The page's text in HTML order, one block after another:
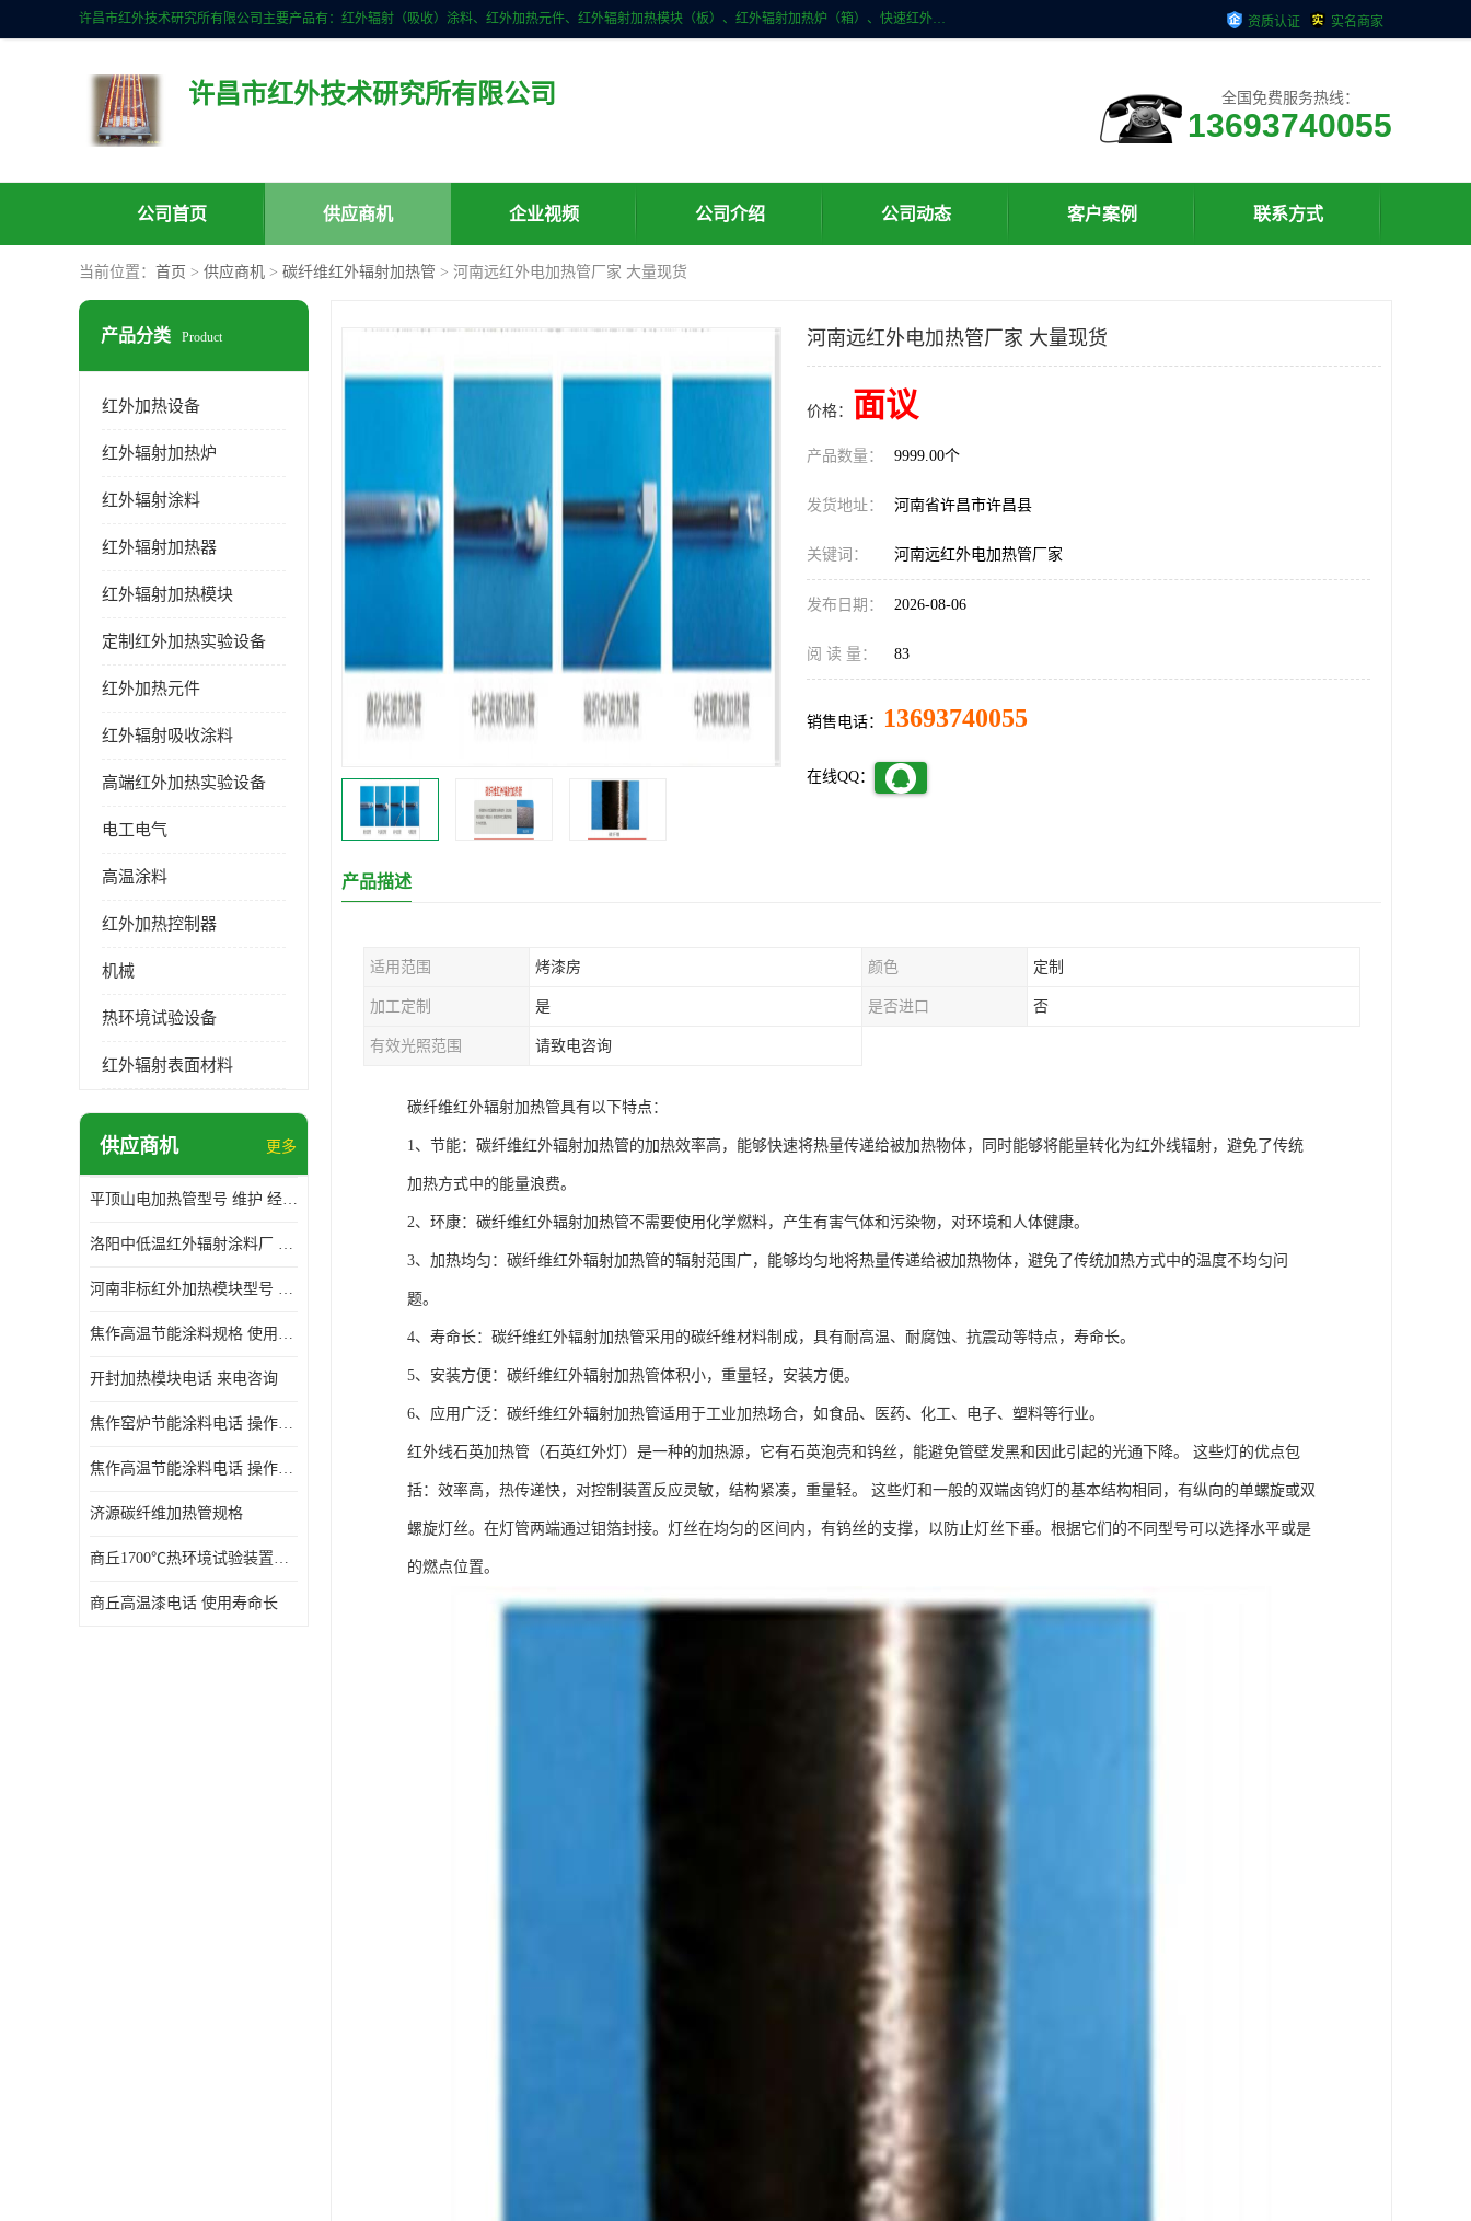
许昌市红外技术研究所有限公司主要产品有：红外辐射（吸收）涂料、红外加热元件、红外辐射加热模块（板）、红外辐射加热炉（箱）、快速红外辐射加热器、系列高端红外加热实验设备、系列红外加热控制器等。 资质认证 实名商家
许昌市红外技术研究所有限公司 全国免费服务热线：
13693740055
公司首页 供应商机 企业视频 公司介绍 公司动态 客户案例 联系方式
当前位置： 首页 > 供应商机 > 碳纤维红外辐射加热管 > 河南远红外电加热管厂家 大量现货
产品分类 Product
红外加热设备
红外辐射加热炉
红外辐射涂料
红外辐射加热器
红外辐射加热模块
定制红外加热实验设备
红外加热元件
红外辐射吸收涂料
高端红外加热实验设备
电工电气
高温涂料
红外加热控制器
机械
热环境试验设备
红外辐射表面材料
供应商机 更多
平顶山电加热管型号 维护 经验丰富
洛阳中低温红外辐射涂料厂 使用便利
河南非标红外加热模块型号 操作方便
焦作高温节能涂料规格 使用寿命长 标志明显
开封加热模块电话 来电咨询
焦作窑炉节能涂料电话 操作方便
焦作高温节能涂料电话 操作方便
济源碳纤维加热管规格
商丘1700℃热环境试验装置厂家 技术成熟
商丘高温漆电话 使用寿命长
河南远红外电加热管厂家 大量现货
价格： 面议
产品数量： 9999.00个
发货地址： 河南省许昌市许昌县
关键词： 河南远红外电加热管厂家
发布日期： 2026-08-06
阅 读 量： 83
销售电话： 13693740055
在线QQ：
产品描述
适用范围 烤漆房 颜色 定制
加工定制 是 是否进口 否
有效光照范围 请致电咨询
碳纤维红外辐射加热管具有以下特点：
1、节能：碳纤维红外辐射加热管的加热效率高，能够快速将热量传递给被加热物体，同时能够将能量转化为红外线辐射，避免了传统
加热方式中的能量浪费。
2、环康：碳纤维红外辐射加热管不需要使用化学燃料，产生有害气体和污染物，对环境和人体健康。
3、加热均匀：碳纤维红外辐射加热管的辐射范围广，能够均匀地将热量传递给被加热物体，避免了传统加热方式中的温度不均匀问
题。
4、寿命长：碳纤维红外辐射加热管采用的碳纤维材料制成，具有耐高温、耐腐蚀、抗震动等特点，寿命长。
5、安装方便：碳纤维红外辐射加热管体积小，重量轻，安装方便。
6、应用广泛：碳纤维红外辐射加热管适用于工业加热场合，如食品、医药、化工、电子、塑料等行业。
红外线石英加热管（石英红外灯）是一种的加热源，它有石英泡壳和钨丝，能避免管壁发黑和因此引起的光通下降。 这些灯的优点包
括：效率高，热传递快，对控制装置反应灵敏，结构紧凑，重量轻。 这些灯和一般的双端卤钨灯的基本结构相同，有纵向的单螺旋或双
螺旋灯丝。在灯管两端通过钼箔封接。灯丝在均匀的区间内，有钨丝的支撑，以防止灯丝下垂。根据它们的不同型号可以选择水平或是
的燃点位置。